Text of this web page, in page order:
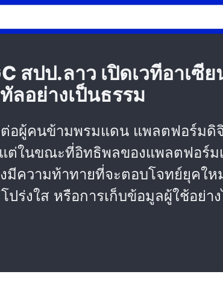
สปป.ลาว เปิดเวทีอาเ
อย่างเป็นธรรม
อผู้คนข้ามพรมแดน แพลตฟอร์มดิ
ต่ในขณะที่อิทธิพลของแพลตฟอร์ม
ความท้าทายที่จะตอบโจทย์ยุคใ
ร่งใส หรือการเก็บข้อมูลผู้ใช้อย่า